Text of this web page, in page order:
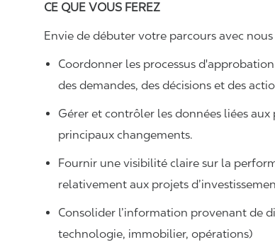
CE QUE VOUS FEREZ
Envie de débuter votre parcours avec
Coordonner les processus
des demandes, des décisions et des
Gérer et contrôler les données liées
principaux changements.
Fournir une visibilité claire sur la
relativement aux projets
Consolider l’information provenant de
technologie, immobilier, opérations)